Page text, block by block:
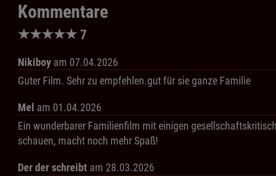
Kommentare
★★★★★ 7
Nikiboy am 07.04.2026
Guter Film. Sehr zu empfehlen.gut für sie ganze Familie
Mel am 01.04.2026
Ein wunderbarer Familienfilm mit einigen
schauen, macht noch mehr Spaß!
Der der schreibt am 28.03.2026